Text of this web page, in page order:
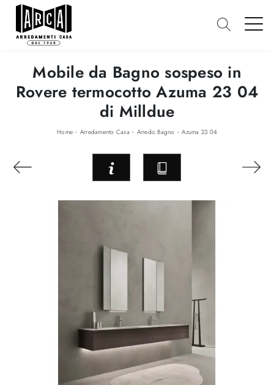
Mobile da Bagno sospeso in
Rovere termocotto Azuma 23 04
di Milldue
Home - Arredamento Casa - Arredo Bagno -Azuma 23 04